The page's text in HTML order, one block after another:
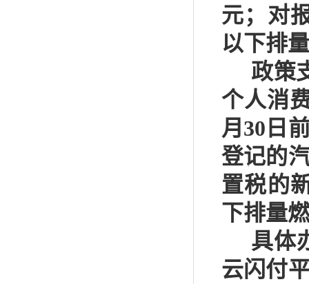
元；对
以下排
政策
个人消
月 30 日
登记的
置税的
下排量
具体
云闪付